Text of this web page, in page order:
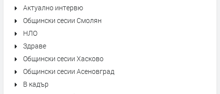
Актуално интервю
Общински сесии Смолян
НЛО
Здраве
Общински сесии Хасково
Общински сесии Асеновград
В кадър